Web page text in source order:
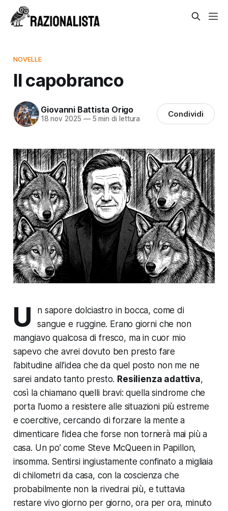
NOVELLE
Il capobranco
Giovanni Battista Origo
18 nov 2025 —5 min di lettura Condividi
U
n sapore dolciastro in bocca, come di
sangue e ruggine. Erano giorni che non
mangiavo qualcosa di fresco, ma in cuor mio
sapevo che avrei dovuto ben presto fare
l’abitudine all’idea che da quel posto non me ne
sarei andato tanto presto. Resilienza adattiva,
così la chiamano quelli bravi: quella sindrome che
porta l’uomo a resistere alle situazioni più estreme
e coercitive, cercando di forzare la mente a
dimenticare l’idea che forse non tornerà mai più a
casa. Un po’ come Steve McQueen in Papillon,
insomma. Sentirsi ingiustamente confinato a migliaia
di chilometri da casa, con la coscienza che
probabilmente non la rivedrai più, e tuttavia
restare vivo giorno per giorno, ora per ora, minuto